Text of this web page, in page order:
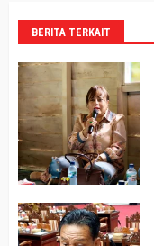
BERITA TERKAIT